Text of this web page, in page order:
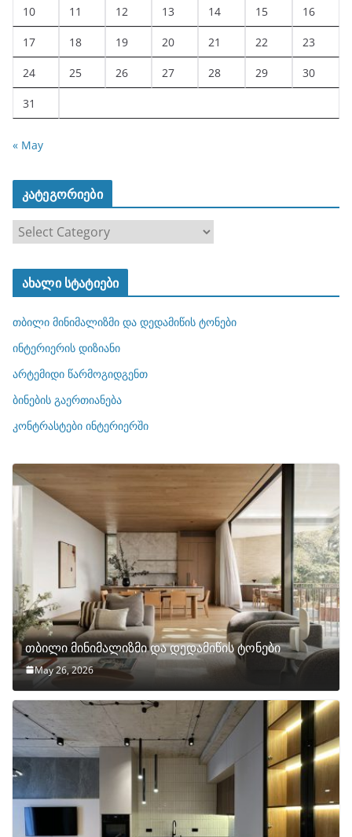
10 11 12 13 14 15 16
17 18 19 20 21 22 23
24 25 26 27 28 29 30
31
« May
კატეგორიები
ტ
ო
რ
ბ
ი
ახალი სტატიები
თბილი მინიმალიზმი და დედამიწის ტონები
ინტერიერის დიზიანი
არტემიდი წარმოგიდგენთ
ბინების გაერთიანება
კონტრასტები ინტერიერში
თბილი მინიმალიზმი და დედამიწის ტონები
May 26, 2026